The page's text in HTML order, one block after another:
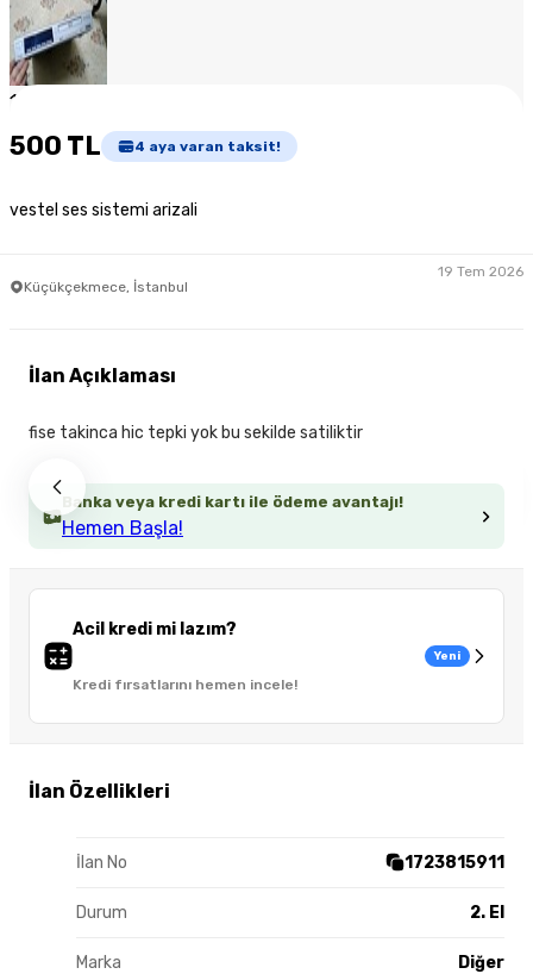
1
500 TL 4 aya varan taksit!
vestel ses sistemi arizali
Küçükçekmece, İstanbul
19 Tem 2026
Banka veya kredi kartı ile ödeme avantajı!
Hemen Başla!
Acil kredi mi lazım?
Kredi fırsatlarını hemen incele!
Yeni
İlan Özellikleri
İlan No 1723815911
Durum 2. El
Marka Diğer
İlan Açıklaması
fise takinca hic tepki yok bu sekilde satiliktir